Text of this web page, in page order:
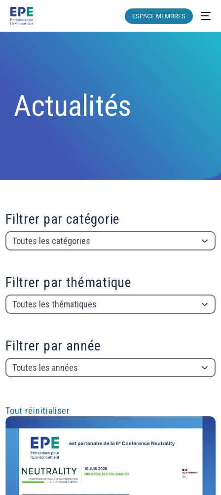
ESPACE MEMBRES
Actualités
Filtrer par catégorie
Filtrer par thématique
Filtrer par année
Tout réinitialiser